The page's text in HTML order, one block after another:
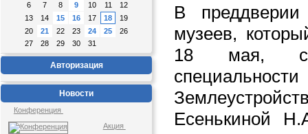
6
7 8 9 10 11
12
13
14 15 16 17 18
19
20
21 22 23 24 25
26
27
28 29 30 31
Авторизация
Новости
Конференция
Акция
В
музеев,
18 мая,
Есенькиной